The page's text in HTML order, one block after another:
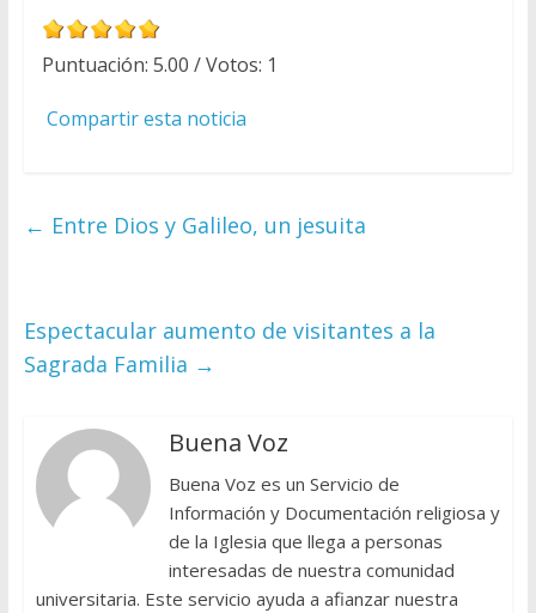
Puntuación: 5.00 / Votos: 1
Compartir esta noticia
← Entre Dios y Galileo, un jesuita
Espectacular aumento de visitantes a la
Sagrada Familia →
Buena Voz
Buena Voz es un Servicio de
Información y Documentación religiosa y
de la Iglesia que llega a personas
interesadas de nuestra comunidad
universitaria. Este servicio ayuda a afianzar nuestra